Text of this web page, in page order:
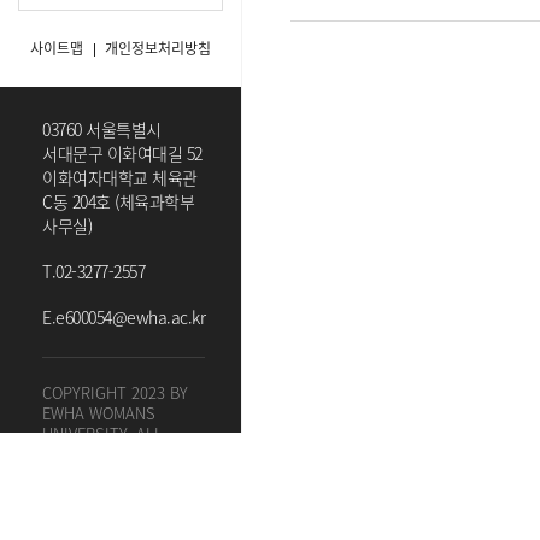
사이트맵 개인정보처리방침
03760 서울특별시
서대문구 이화여대길 52
이화여자대학교 체육관
C동 204호 (체육과학부
사무실)
T.02-3277-2557
E.e600054@ewha.ac.kr
COPYRIGHT 2023 BY
EWHA WOMANS
UNIVERSITY. ALL